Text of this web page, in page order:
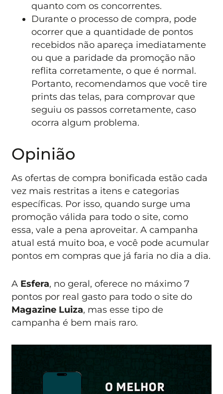
quanto com os concorrentes.
Durante o processo de compra, pode
ocorrer que a quantidade de pontos
recebidos não apareça imediatamente
ou que a paridade da promoção não
reflita corretamente, o que é normal.
Portanto, recomendamos que você tire
prints das telas, para comprovar que
seguiu os passos corretamente, caso
ocorra algum problema.
Opinião
As ofertas de compra bonificada estão cada
vez mais restritas a itens e categorias
específicas. Por isso, quando surge uma
promoção válida para todo o site, como
essa, vale a pena aproveitar. A campanha
atual está muito boa, e você pode acumular
pontos em compras que já faria no dia a dia.
A Esfera, no geral, oferece no máximo 7
pontos por real gasto para todo o site do
Magazine Luiza, mas esse tipo de
campanha é bem mais raro.